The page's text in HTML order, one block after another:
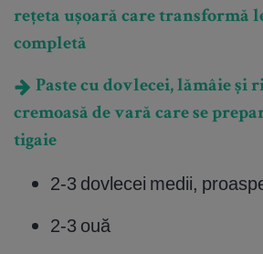
rețeta ușoară care transformă
completă
Paste cu dovlecei, lămâie și
cremoasă de vară care se
tigaie
2-3 dovlecei medii,
2-3 ouă